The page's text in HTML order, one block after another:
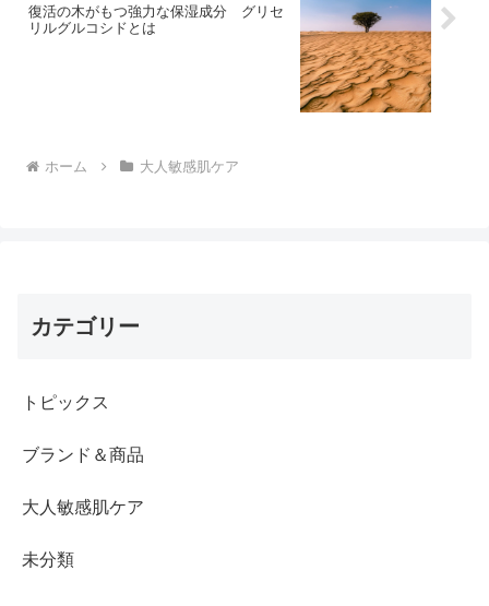
復活の木がもつ強力な保湿成分 グリセ
リルグルコシドとは
ホーム 大人敏感肌ケア
カテゴリー
トピックス
ブランド＆商品
大人敏感肌ケア
未分類